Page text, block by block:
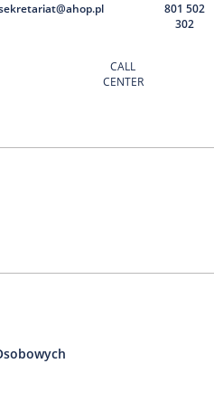
CALL
CENTER
801 502
302